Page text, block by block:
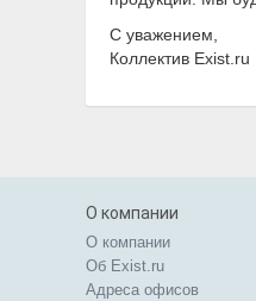
С уважением,
Коллектив Exist.ru
О компании
О компании
Об Exist.ru
Адреса офисов